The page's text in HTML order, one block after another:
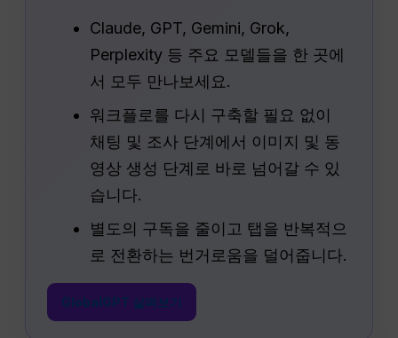
Claude, GPT, Gemini, Grok,
Perplexity 등 주요 모델들을 한 곳에
서 모두 만나보세요.
워크플로를 다시 구축할 필요 없이
채팅 및 조사 단계에서 이미지 및 동
영상 생성 단계로 바로 넘어갈 수 있
습니다.
별도의 구독을 줄이고 탭을 반복적으
로 전환하는 번거로움을 덜어줍니다.
GlobalGPT 살펴보기